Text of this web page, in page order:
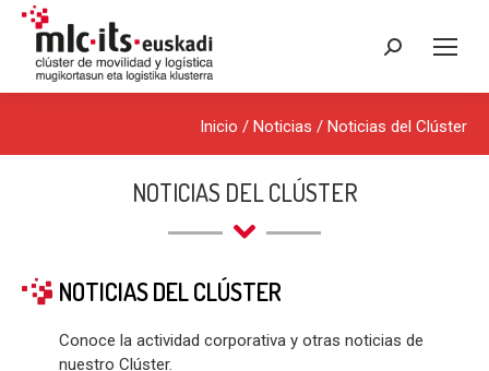
Buscar:
Inicio / Noticias / Noticias del Clúster
NOTICIAS DEL CLÚSTER
NOTICIAS DEL CLÚSTER
Conoce la actividad corporativa y otras noticias de
nuestro Clúster.